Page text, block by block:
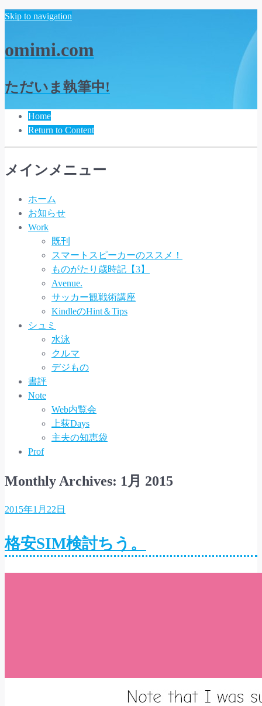
Skip to navigation
omimi.com
ただいま執筆中!
Home
Return to Content
メインメニュー
ホーム
お知らせ
Work
既刊
スマートスピーカーのススメ！
ものがたり歳時記【3】
Avenue.
サッカー観戦術講座
KindleのHint＆Tips
シュミ
水泳
クルマ
デジもの
書評
Note
Web内覧会
上荻Days
主夫の知恵袋
Prof
Monthly Archives: 1月 2015
2015年1月22日
格安SIM検討ちう。